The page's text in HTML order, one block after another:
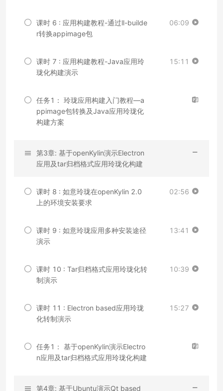
课时 6 : 应用构建教程-通过ll-builde
r转换appimage包
06:09
课时 7 : 应用构建教程-Java应用玲
珑化构建演示
15:11
任务1： 玲珑应用构建入门教程—a
ppimage包转换及Java应用玲珑化
构建方案
第3章: 基于openKylin演示Electron
应用及tar归档格式应用玲珑化构建
课时 8 : 如意玲珑在openKylin 2.0
上的环境安装要求
02:56
课时 9 : 如意玲珑应用多种安装途径
演示
13:41
课时 10 : Tar归档格式应用玲珑化转
制演示
10:39
课时 11 : Electron based应用玲珑
化转制演示
15:27
任务1： 基于openKylin演示Electro
n应用及tar归档格式应用玲珑化构建
第4章: 基于Ubuntu演示Qt based